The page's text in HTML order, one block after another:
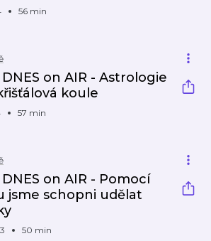
56 min
DNES on AIR - Astrologie
koule
57 min
DNES on AIR - Pomocí
jsme schopni udělat
50 min